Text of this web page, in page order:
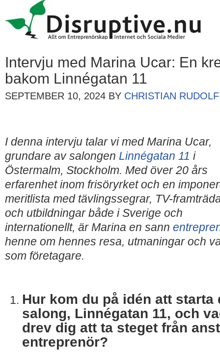
Intervju med Marina Ucar: En
bakom Linnégatan 11
SEPTEMBER 10, 2024 BY CHRISTIAN RUDOLF
I denna intervju talar vi med Marina Ucar,
grundare av salongen Linnégatan 11 i
Östermalm, Stockholm. Med över 20 års
erfarenhet inom frisöryrket och en
meritlista med tävlingssegrar, TV-
och utbildningar både i Sverige och
internationellt, är Marina en sann
henne om hennes resa, utmaningar och
som företagare.
Hur kom du på idén att starta
salong, Linnégatan 11, och
drev dig att ta steget från
entreprenör?